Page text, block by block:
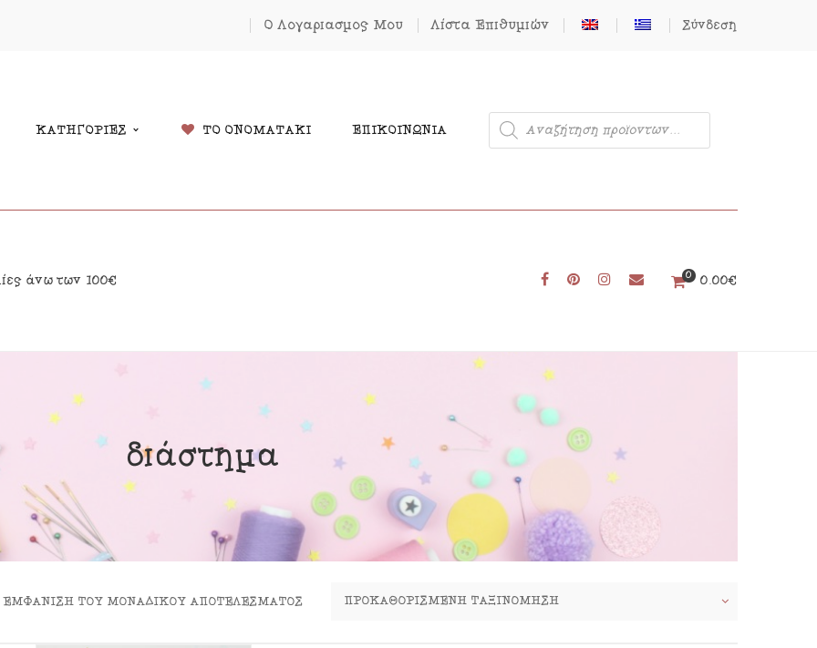
Ο Λογαριασμός Μου Λίστα Επιθυμιών Σύνδεση
ΚΑΤΗΓΟΡΙΕΣ
Δώρα
Δωματίου
Μόμπιλε Κούνιας
Κουτιά
Κοσμήματα
Μονόκερος
Δωρεάν Πατρόν
ΤΟ ΟΝΟΜΑΤΑΚΙ ΕΠΙΚΟΙΝΩΝΊΑ
άνω των 100€ 0 0.00€
διάστημα
ΕΜΦΆΝΙΣΗ ΤΟΥ ΜΟΝΑΔΙΚΟΎ ΑΠΟΤΕΛΈΣΜΑΤΟΣ